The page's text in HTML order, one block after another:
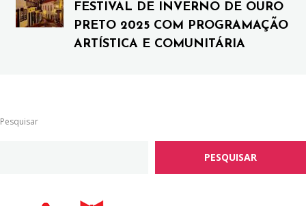
FESTIVAL DE INVERNO DE OURO
PRETO 2025 COM PROGRAMAÇÃO
ARTÍSTICA E COMUNITÁRIA
Pesquisar
PESQUISAR